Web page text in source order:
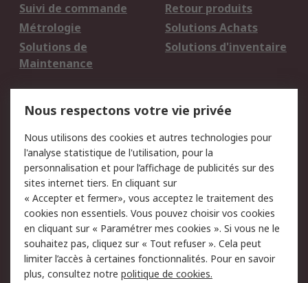
Suivi de commande
Retour produits
Métrologie
Solutions Achats
Solutions de
Maintenance
Solutions d'inventaire
du site
Politique de protection
des données - Mise à
jour
Sécurité des E-mails
Conditions générales
de vente
Politique anti-
corruption
Campagnes marketing
Nous respectons votre vie privée
Nous utilisons des cookies et autres technologies pour
l'analyse statistique de l'utilisation, pour la
personnalisation et pour l’affichage de publicités sur des
sites internet tiers. En cliquant sur
« Accepter et fermer», vous acceptez le traitement des
cookies non essentiels. Vous pouvez choisir vos cookies
en cliquant sur « Paramétrer mes cookies ». Si vous ne le
souhaitez pas, cliquez sur « Tout refuser ». Cela peut
limiter l’accès à certaines fonctionnalités. Pour en savoir
plus, consultez notre politique de cookies.